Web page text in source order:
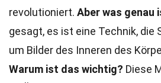
revolutioniert. Aber was genau
gesagt, es ist eine Technik, die
um Bilder des Inneren des
Warum ist das wichtig? Diese